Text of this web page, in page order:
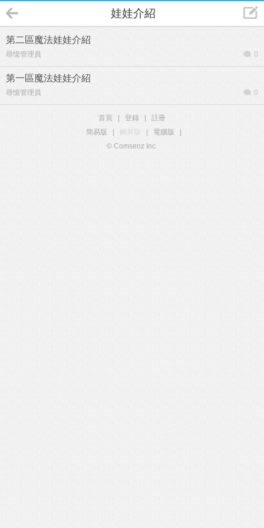
娃娃介紹
第二區魔法娃娃介紹
尋憶管理員 0
第一區魔法娃娃介紹
尋憶管理員 0
首頁 登錄
註冊
簡易版
觸屏版 電腦版
© Comsenz Inc.